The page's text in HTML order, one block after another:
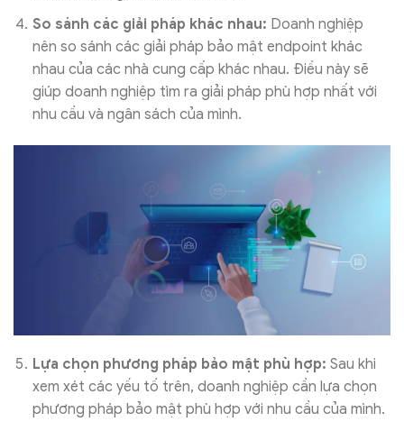
So sánh các giải pháp khác nhau: Doanh nghiệp
nên so sánh các giải pháp bảo mật endpoint khác
nhau của các nhà cung cấp khác nhau. Điều này sẽ
giúp doanh nghiệp tìm ra giải pháp phù hợp nhất với
nhu cầu và ngân sách của mình.
Lựa chọn phương pháp bảo mật phù hợp: Sau khi
xem xét các yếu tố trên, doanh nghiệp cần lựa chọn
phương pháp bảo mật phù hợp với nhu cầu của mình.